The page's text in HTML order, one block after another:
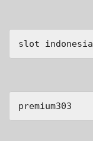
slot indonesia
premium303